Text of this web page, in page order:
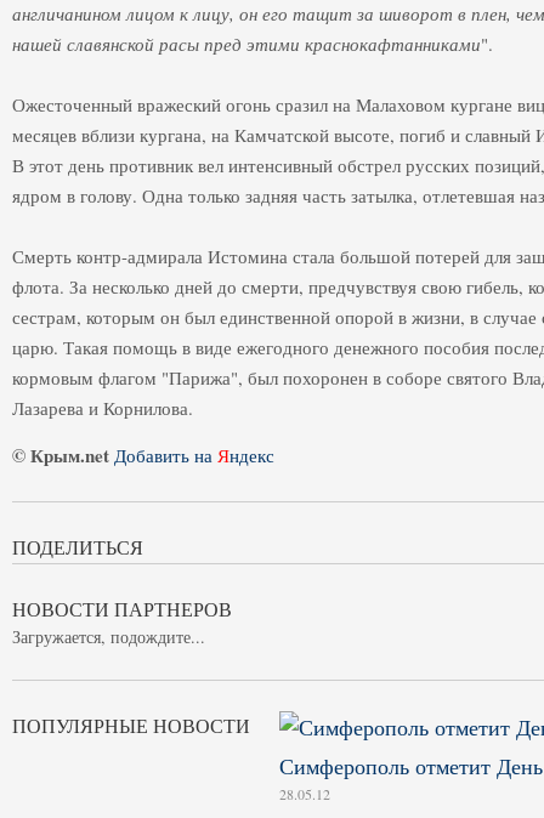
англичанином лицом к лицу, он его тащит за шиворот в плен,
нашей славянской расы пред этими краснокафтанниками".
Ожесточенный вражеский огонь сразил на Малаховом кургане
месяцев вблизи кургана, на Камчатской высоте, погиб и
В этот день противник вел интенсивный обстрел русских
ядром в голову. Одна только задняя часть затылка, отлетевшая
Смерть контр-адмирала Истомина стала большой потерей для
флота. За несколько дней до смерти, предчувствуя свою гибель,
сестрам, которым он был единственной опорой в жизни, в
царю. Такая помощь в виде ежегодного денежного пособия
кормовым флагом "Парижа", был похоронен в соборе святого
Лазарева и Корнилова.
© Крым.net Добавить на Яндекс
ПОДЕЛИТЬСЯ
НОВОСТИ ПАРТНЕРОВ
Загружается, подождите...
ПОПУЛЯРНЫЕ НОВОСТИ
Симферополь отметит
28.05.12